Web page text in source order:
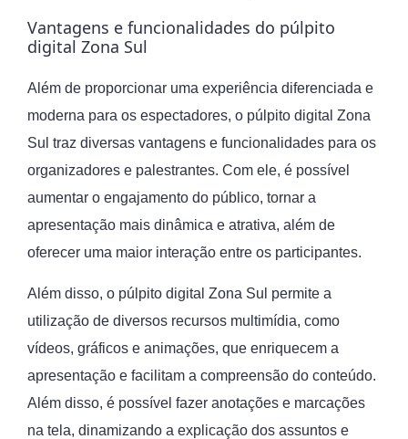
Vantagens e funcionalidades do púlpito
digital Zona Sul
Além de proporcionar uma experiência diferenciada e
moderna para os espectadores, o púlpito digital Zona
Sul traz diversas vantagens e funcionalidades para os
organizadores e palestrantes. Com ele, é possível
aumentar o engajamento do público, tornar a
apresentação mais dinâmica e atrativa, além de
oferecer uma maior interação entre os participantes.
Além disso, o púlpito digital Zona Sul permite a
utilização de diversos recursos multimídia, como
vídeos, gráficos e animações, que enriquecem a
apresentação e facilitam a compreensão do conteúdo.
Além disso, é possível fazer anotações e marcações
na tela, dinamizando a explicação dos assuntos e